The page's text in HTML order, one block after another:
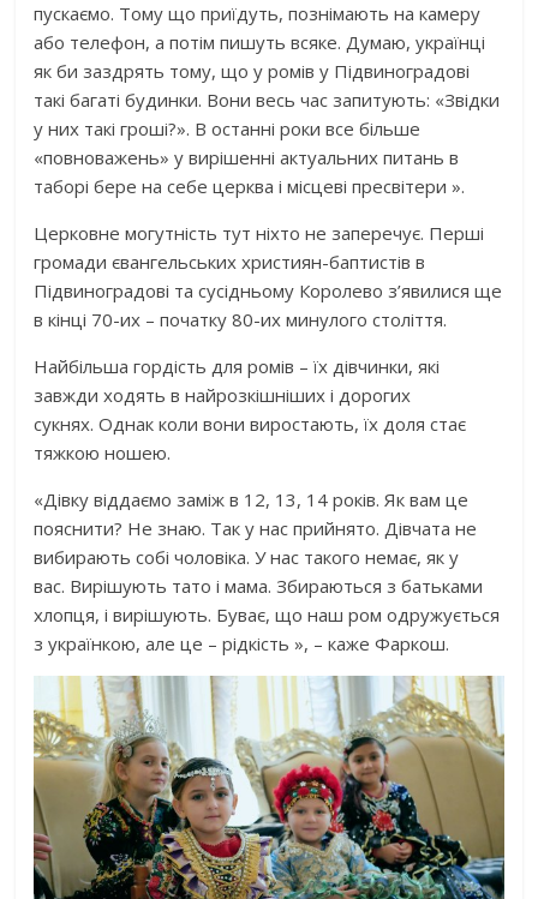
пускаємо. Тому що приїдуть, познімають на камеру
або телефон, а потім пишуть всяке. Думаю, українці
як би заздрять тому, що у ромів у Підвиноградові
такі багаті будинки. Вони весь час запитують: «Звідки
у них такі гроші?». В останні роки все більше
«повноважень» у вирішенні актуальних питань в
таборі бере на себе церква і місцеві пресвітери ».
Церковне могутність тут ніхто не заперечує. Перші
громади євангельських християн-баптистів в
Підвиноградові та сусідньому Королево з’явилися ще
в кінці 70-их – початку 80-их минулого століття.
Найбільша гордість для ромів – їх дівчинки, які
завжди ходять в найрозкішніших і дорогих
сукнях. Однак коли вони виростають, їх доля стає
тяжкою ношею.
«Дівку віддаємо заміж в 12, 13, 14 років. Як вам це
пояснити? Не знаю. Так у нас прийнято. Дівчата не
вибирають собі чоловіка. У нас такого немає, як у
вас. Вирішують тато і мама. Збираються з батьками
хлопця, і вирішують. Буває, що наш ром одружується
з українкою, але це – рідкість », – каже Фаркош.